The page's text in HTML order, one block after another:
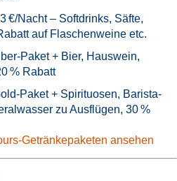
€/Nacht – Softdrinks, Säfte,
auf Flaschenweine etc.
Paket + Bier, Hauswein,
% Rabatt
Paket + Spirituosen, Barista-
zu Ausflügen, 30 %
Getränkepaketen ansehen